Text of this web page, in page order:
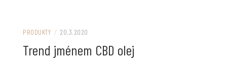
PRODUKTY / 20.3.2020
Trend jménem CBD olej